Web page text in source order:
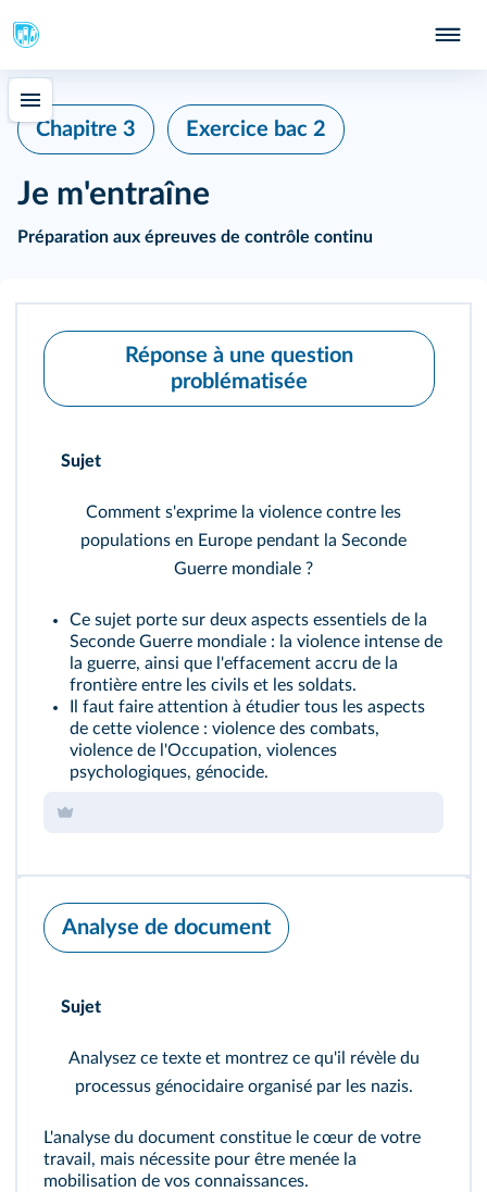
Chapitre 3 Exercice bac 2
Je m'entraîne
Préparation aux épreuves de contrôle continu
Réponse à une question
problématisée
Sujet
Comment s'exprime la violence contre les
populations en Europe pendant la Seconde
Guerre mondiale ?
Ce sujet porte sur deux aspects essentiels de la
Seconde Guerre mondiale : la violence intense de
la guerre, ainsi que l'effacement accru de la
frontière entre les civils et les soldats.
Il faut faire attention à étudier tous les aspects
de cette violence : violence des combats,
violence de l'Occupation, violences
psychologiques, génocide.
Analyse de document
Sujet
Analysez ce texte et montrez ce qu'il révèle du
processus génocidaire organisé par les nazis.
L'analyse du document constitue le cœur de votre
travail, mais nécessite pour être menée la
mobilisation de vos connaissances.